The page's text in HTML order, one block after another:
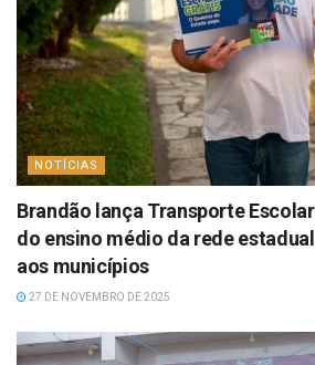
NOTÍCIAS
Brandão lança Transporte
do ensino médio da rede
aos municípios
27 DE NOVEMBRO DE 2025